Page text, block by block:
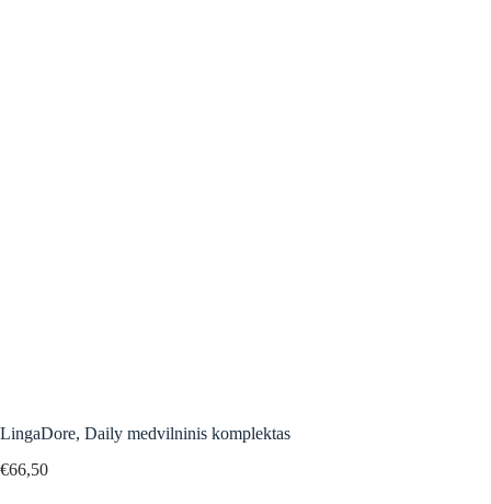
LingaDore, Daily medvilninis komplektas
€66,50